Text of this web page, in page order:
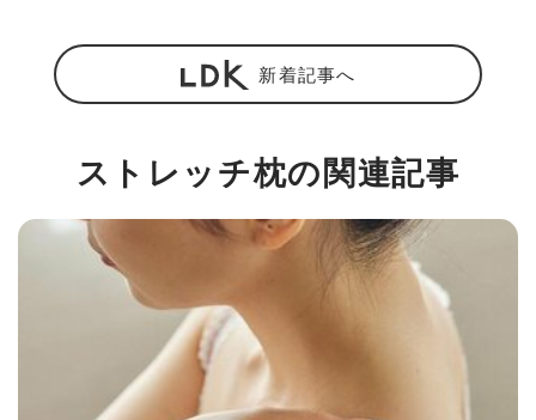
新着記事へ
ストレッチ枕の関連記事